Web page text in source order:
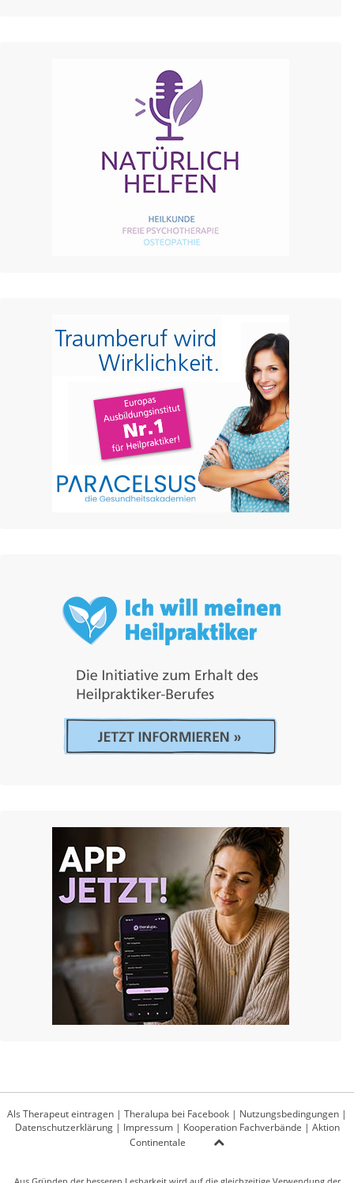
Als Therapeut eintragen | Theralupa bei Facebook | Nutzungsbedingungen |
Datenschutzerklärung| Impressum| Kooperation Fachverbände | Aktion
Continentale